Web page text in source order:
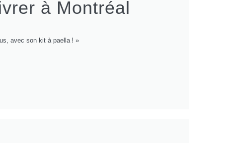
à Montréal
avec son kit à paella ! »